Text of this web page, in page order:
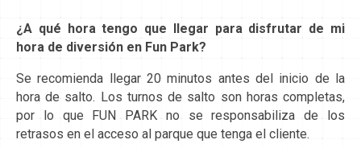
¿A qué hora tengo que llegar para disfrutar de mi
hora de diversión en Fun Park?
Se recomienda llegar 20 minutos antes del inicio de la
hora de salto. Los turnos de salto son horas completas,
por lo que FUN PARK no se responsabiliza de los
retrasos en el acceso al parque que tenga el cliente.